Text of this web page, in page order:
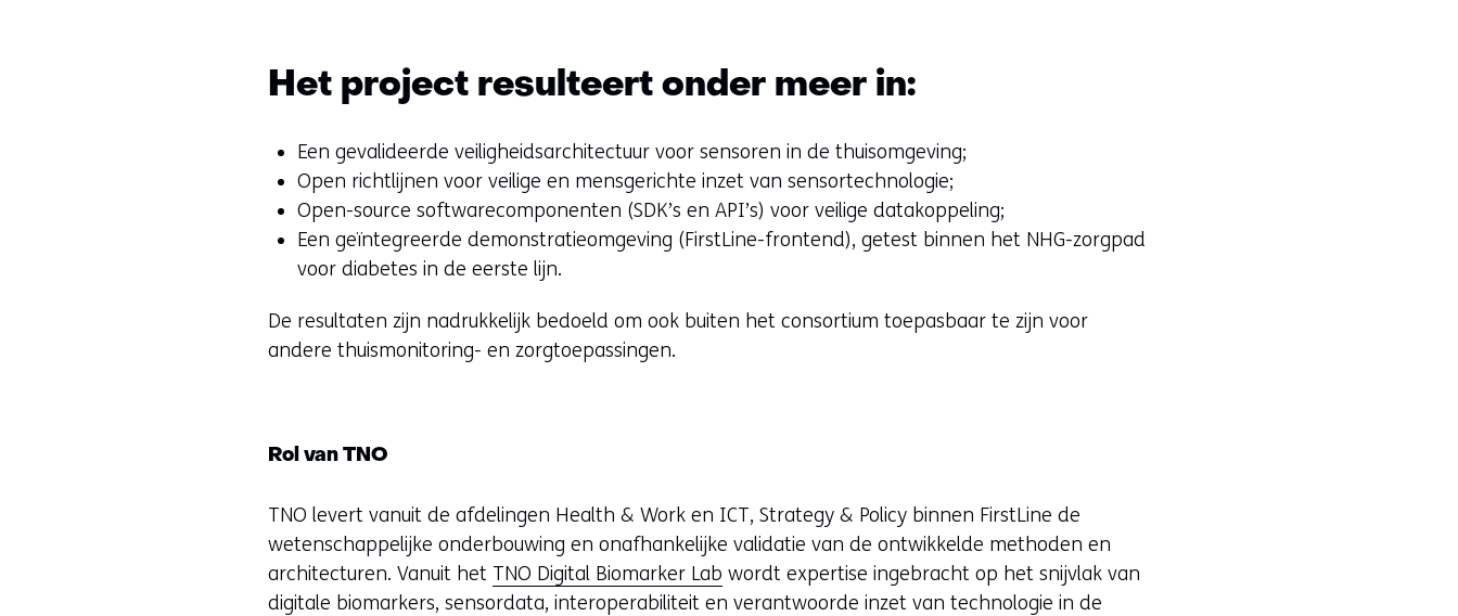
Het project resulteert onder meer in:
Een gevalideerde veiligheidsarchitectuur voor sensoren in de thuisomgeving;
Open richtlijnen voor veilige en mensgerichte inzet van sensortechnologie;
Open-source softwarecomponenten (SDK’s en API’s) voor veilige datakoppeling;
Een geïntegreerde demonstratieomgeving (FirstLine-frontend), getest binnen het NHG-zorgpad
voor diabetes in de eerste lijn.
De resultaten zijn nadrukkelijk bedoeld om ook buiten het consortium toepasbaar te zijn voor
andere thuismonitoring- en zorgtoepassingen.
Rol van TNO
TNO levert vanuit de afdelingen Health & Work en ICT, Strategy & Policy binnen FirstLine de
wetenschappelijke onderbouwing en onafhankelijke validatie van de ontwikkelde methoden en
architecturen. Vanuit het TNO Digital Biomarker Lab wordt expertise ingebracht op het snijvlak van
digitale biomarkers, sensordata, interoperabiliteit en verantwoorde inzet van technologie in de